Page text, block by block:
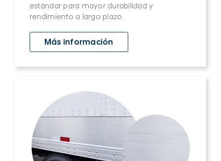
estándar para mayor durabilidad y
rendimiento a largo plazo.
Más información